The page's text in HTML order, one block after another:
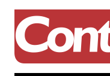
conteúdo